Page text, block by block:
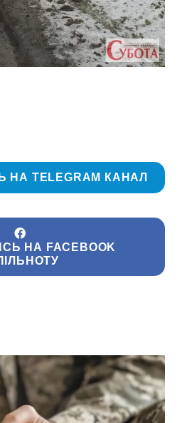
НА TELEGRAM КАНАЛ
НА FACEBOOK